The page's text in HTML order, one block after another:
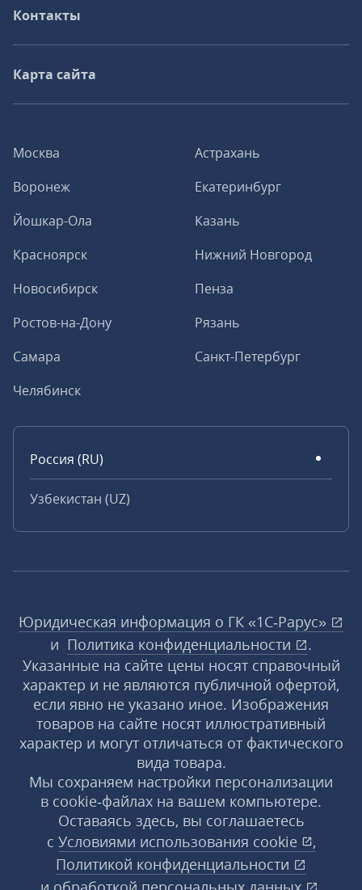
Москва
Астрахань
Воронеж
Екатеринбург
Йошкар-Ола
Казань
Красноярск
Нижний Новгород
Новосибирск
Пенза
Ростов-на-Дону
Рязань
Самара
Санкт-Петербург
Челябинск
Россия (RU)
Узбекистан (UZ)
Контакты
Карта сайта
Юридическая информация о ГК «1С‑Рарус»
и Политика конфиденциальности
.
Указанные на сайте цены носят справочный
характер и не являются публичной офертой,
если явно не указано иное. Изображения
товаров на сайте носят иллюстративный
характер и могут отличаться от фактического
вида товара.
Мы сохраняем настройки персонализации
в cookie‑файлах на вашем компьютере.
Оставаясь здесь, вы соглашаетесь
с Условиями использования cookie
,
Политикой конфиденциальности